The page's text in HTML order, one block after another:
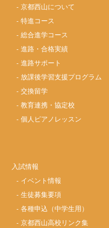
-京都西山について
-特進コース
-総合進学コース
-進路・合格実績
-進路サポート
- 放課後学習支援プログラム
-交換留学
-教育連携・協定校
-個人ピアノレッスン
入試情報
- イベント情報
-生徒募集要項
-各種申込（中学生用）
-京都西山高校リンク集